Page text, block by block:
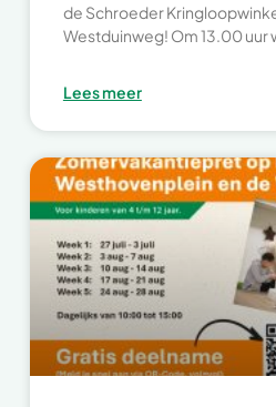
de Schroeder
Westduinweg! Om 13.00 uur
Lees meer